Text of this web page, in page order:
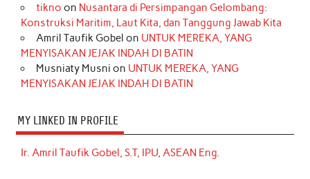
tikno on Nusantara di Persimpangan Gelombang:
Konstruksi Maritim, Laut Kita, dan Tanggung Jawab Kita
Amril Taufik Gobel on UNTUK MEREKA, YANG
MENYISAKAN JEJAK INDAH DI BATIN
Musniaty Musni on UNTUK MEREKA, YANG
MENYISAKAN JEJAK INDAH DI BATIN
MY LINKED IN PROFILE
Ir. Amril Taufik Gobel, S.T, IPU, ASEAN Eng.